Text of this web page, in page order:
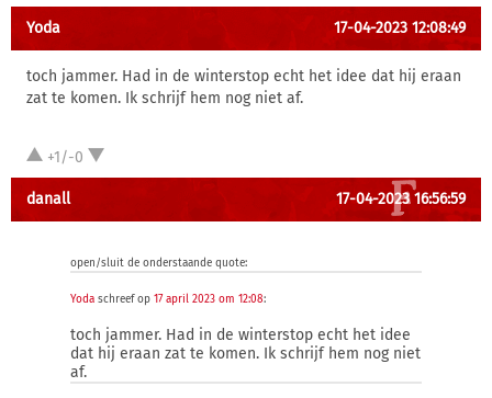
Yoda 17-04-2023 12:08:49
toch jammer. Had in de winterstop echt het idee dat hij eraan
zat te komen. Ik schrijf hem nog niet af.
+1/-0
danall 17-04-2023 16:56:59
open/sluit de onderstaande quote:
Yoda schreef op 17 april 2023 om 12:08:
toch jammer. Had in de winterstop echt het idee
dat hij eraan zat te komen. Ik schrijf hem nog niet
af.